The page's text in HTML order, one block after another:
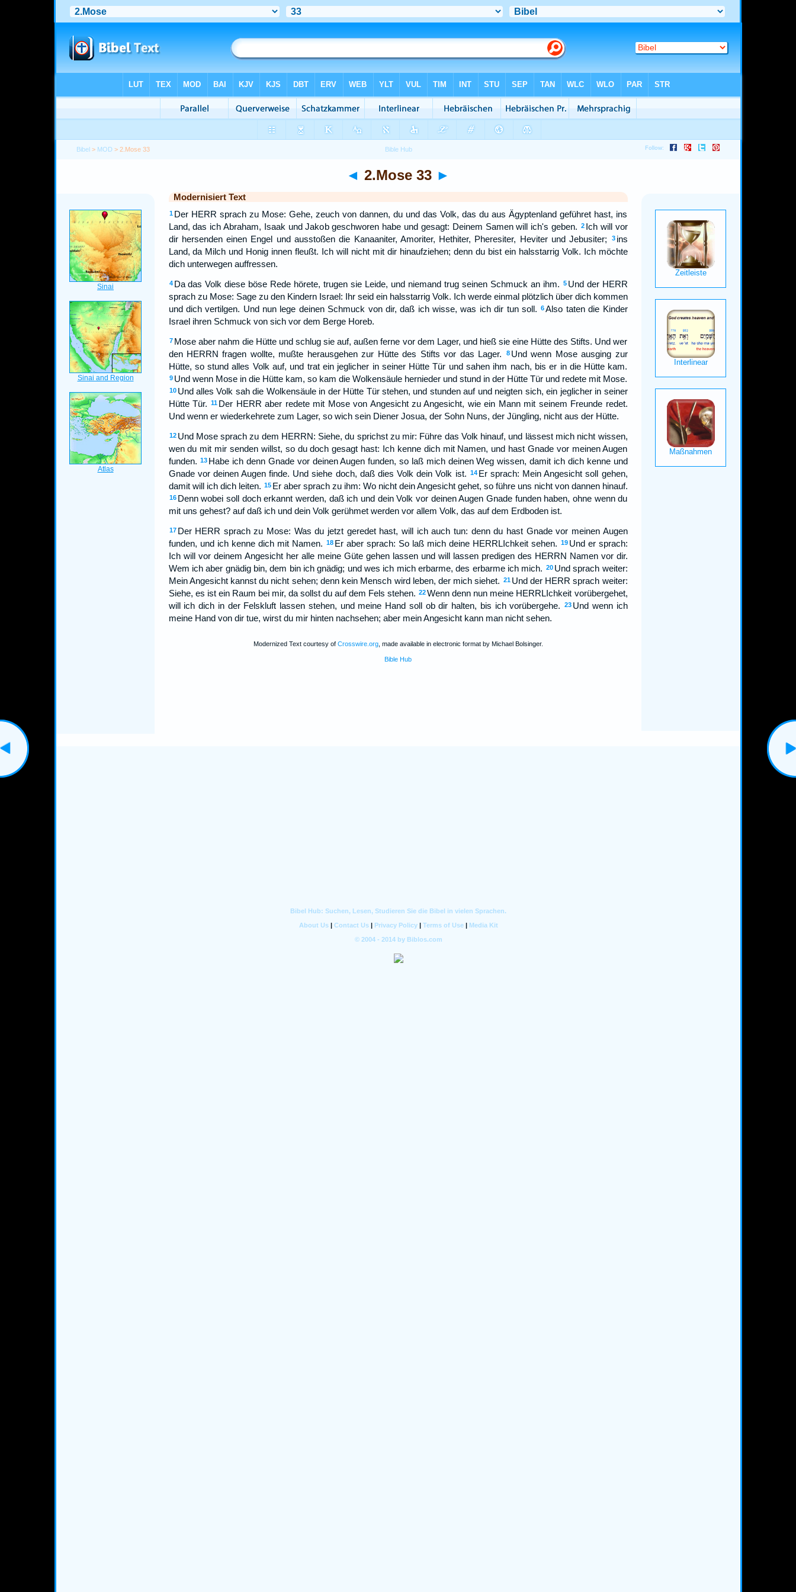
Bibel > MOD > 2.Mose 33
◄ 2.Mose 33 ►
Modernisiert Text
1 Der HERR sprach zu Mose: Gehe, zeuch von dannen, du und das Volk, das du aus Ägyptenland geführet hast, ins
Land, das ich Abraham, Isaak und Jakob geschworen habe und gesagt: Deinem Samen will ich's geben. 2 Ich will vor
dir hersenden einen Engel und ausstoßen die Kanaaniter, Amoriter, Hethiter, Pheresiter, Heviter und Jebusiter;
3 ins
Land, da Milch und Honig innen fleußt. Ich will nicht mit dir hinaufziehen; denn du bist ein halsstarrig Volk. Ich möchte
dich unterwegen auffressen.
4 Da das Volk diese böse Rede hörete, trugen sie Leide, und niemand trug seinen Schmuck an ihm. 5 Und der HERR
sprach zu Mose: Sage zu den Kindern Israel: Ihr seid ein halsstarrig Volk. Ich werde einmal plötzlich über dich kommen
und dich vertilgen. Und nun lege deinen Schmuck von dir, daß ich wisse, was ich dir tun soll.
6Also taten die Kinder
Israel ihren Schmuck von sich vor dem Berge Horeb.
7 Mose aber nahm die Hütte und schlug sie auf, außen ferne vor dem Lager, und hieß sie eine Hütte des Stifts. Und wer
den HERRN fragen wollte, mußte herausgehen zur Hütte des Stifts vor das Lager.
8 Und wenn Mose ausging zur
Hütte, so stund alles Volk auf, und trat ein jeglicher in seiner Hütte Tür und sahen ihm nach, bis er in die Hütte kam.
9 Und wenn Mose in die Hütte kam, so kam die Wolkensäule hernieder und stund in der Hütte Tür und redete mit Mose.
10 Und alles Volk sah die Wolkensäule in der Hütte Tür stehen, und stunden auf und neigten sich, ein jeglicher in seiner
Hütte Tür.
11 Der HERR aber redete mit Mose von Angesicht zu Angesicht, wie ein Mann mit seinem Freunde redet.
Und wenn er wiederkehrete zum Lager, so wich sein Diener Josua, der Sohn Nuns, der Jüngling, nicht aus der Hütte.
12 Und Mose sprach zu dem HERRN: Siehe, du sprichst zu mir: Führe das Volk hinauf, und lässest mich nicht wissen,
wen du mit mir senden willst, so du doch gesagt hast: Ich kenne dich mit Namen, und hast Gnade vor meinen Augen
funden. 13 Habe ich denn Gnade vor deinen Augen funden, so laß mich deinen Weg wissen, damit ich dich kenne und
Gnade vor deinen Augen finde. Und siehe doch, daß dies Volk dein Volk ist. 14 Er sprach: Mein Angesicht soll gehen,
damit will ich dich leiten. 15 Er aber sprach zu ihm: Wo nicht dein Angesicht gehet, so führe uns nicht von dannen hinauf.
16 Denn wobei soll doch erkannt werden, daß ich und dein Volk vor deinen Augen Gnade funden haben, ohne wenn du
mit uns gehest? auf daß ich und dein Volk gerühmet werden vor allem Volk, das auf dem Erdboden ist.
17 Der HERR sprach zu Mose: Was du jetzt geredet hast, will ich auch tun: denn du hast Gnade vor meinen Augen
funden, und ich kenne dich mit Namen. 18 Er aber sprach: So laß mich deine HERRLIchkeit sehen. 19 Und er sprach:
Ich will vor deinem Angesicht her alle meine Güte gehen lassen und will lassen predigen des HERRN Namen vor dir.
Wem ich aber gnädig bin, dem bin ich gnädig; und wes ich mich erbarme, des erbarme ich mich. 20 Und sprach weiter:
Mein Angesicht kannst du nicht sehen; denn kein Mensch wird leben, der mich siehet. 21 Und der HERR sprach weiter:
Siehe, es ist ein Raum bei mir, da sollst du auf dem Fels stehen. 22Wenn denn nun meine HERRLIchkeit vorübergehet,
will ich dich in der Felskluft lassen stehen, und meine Hand soll ob dir halten, bis ich vorübergehe.
23 Und wenn ich
meine Hand von dir tue, wirst du mir hinten nachsehen; aber mein Angesicht kann man nicht sehen.
Modernized Text courtesy of Crosswire.org, made available in electronic format by Michael Bolsinger.
Bible Hub